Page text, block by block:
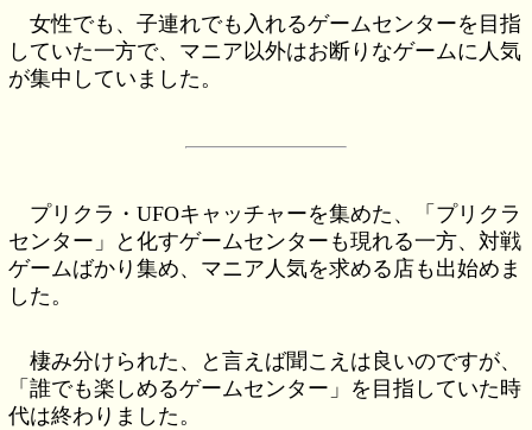
女性でも、子連れでも入れるゲームセンターを目指
していた一方で、マニア以外はお断りなゲームに人気
が集中していました。
プリクラ・UFOキャッチャーを集めた、「プリクラ
センター」と化すゲームセンターも現れる一方、対戦
ゲームばかり集め、マニア人気を求める店も出始めま
した。
棲み分けられた、と言えば聞こえは良いのですが、
「誰でも楽しめるゲームセンター」を目指していた時
代は終わりました。